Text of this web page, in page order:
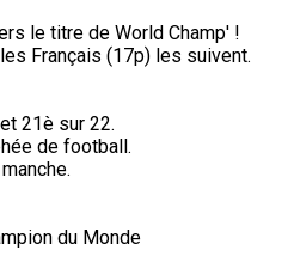
le titre de World Champ' !
Français (17p) les suivent.
21è sur 22.
de football.
du Monde